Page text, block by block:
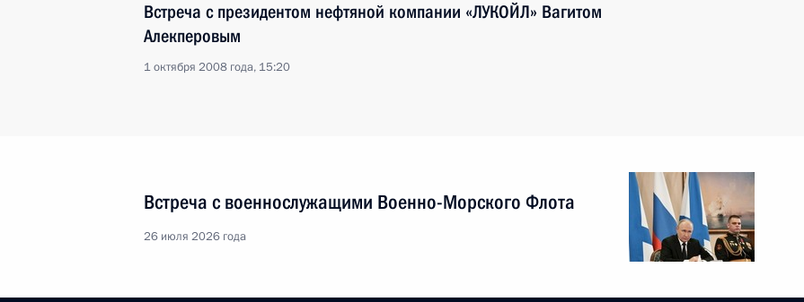
Встреча с президентом нефтяной компании «ЛУКОЙЛ» Вагитом
Алекперовым
1 октября 2008 года, 15:20
Встреча с военнослужащими Военно-Морского Флота
26 июля 2026 года